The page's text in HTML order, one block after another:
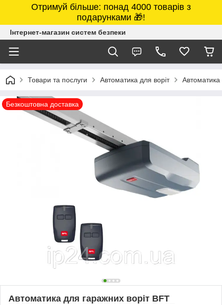
Отримуй більше: понад 4000 товарів з
подарунками 🎁!
Інтернет-магазин систем безпеки
Товари та послуги Автоматика для воріт
Безкоштовна доставка
Автоматика для гаражних воріт BFT